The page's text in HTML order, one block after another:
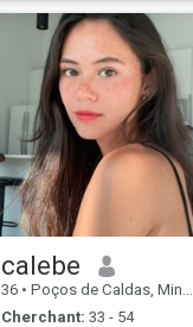
calebe
36 • Poços de Caldas, Minas Gerais, Brésil
Cherchant: 33 - 54